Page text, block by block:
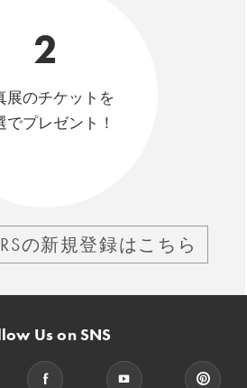
2
展のチケットを
でプレゼント！
の新規登録はこちら
Us on SNS